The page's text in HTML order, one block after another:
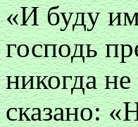
«И буду
господь
никогда
сказано: